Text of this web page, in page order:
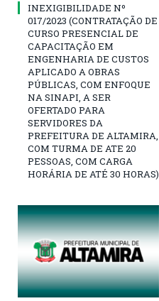
INEXIGIBILIDADE Nº
017/2023 (CONTRATAÇÃO DE
CURSO PRESENCIAL DE
CAPACITAÇÃO EM
ENGENHARIA DE CUSTOS
APLICADO A OBRAS
PÚBLICAS, COM ENFOQUE
NA SINAPI, A SER
OFERTADO PARA
SERVIDORES DA
PREFEITURA DE ALTAMIRA,
COM TURMA DE ATE 20
PESSOAS, COM CARGA
HORÁRIA DE ATÉ 30 HORAS)